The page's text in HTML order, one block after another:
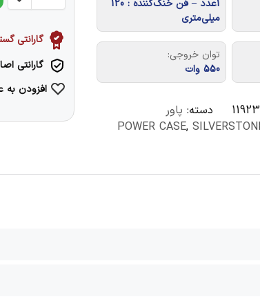
1عدد – فن خنک‌کننده : 120
میلی‌متری
توان خروجی:
550 وات
دسته: پاور
POWER CASE,
گارانتی
گارانتی
افزودن به